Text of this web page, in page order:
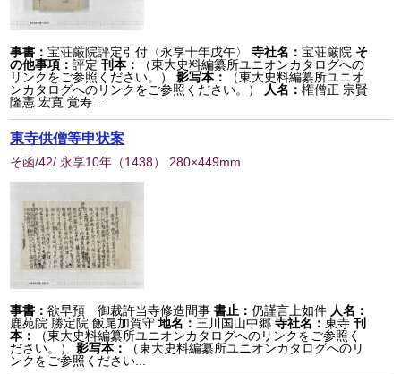
事書：宝荘厳院評定引付〈永享十年戊午〉 寺社名：宝荘厳院 そ
の他事項：評定 刊本：
（東大史料編纂所ユニオンカタログへの
リンクをご参照ください。）
影写本：
（東大史料編纂所ユニオ
ンカタログへのリンクをご参照ください。）
人名：権僧正 宗賢
隆憲 宏寛 覚寿 ...
東寺供僧等申状案
そ函/42/ 永享10年 （1438） 280×449mm
事書：欲早預 御裁許当寺修造間事 書止：仍謹言上如件 人名：
鹿苑院 勝定院 飯尾加賀守 地名： 三川国山中郷 寺社名：東寺 刊
本：
（東大史料編纂所ユニオンカタログへのリンクをご参照く
ださい。）
影写本：
（東大史料編纂所ユニオンカタログへのリ
ンクをご参照ください...